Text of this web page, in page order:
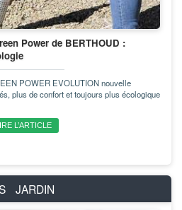
Power de BERTHOUD :
POWER EVOLUTION nouvelle
plus de confort et toujours plus écologique
L’ARTICLE
JARDIN